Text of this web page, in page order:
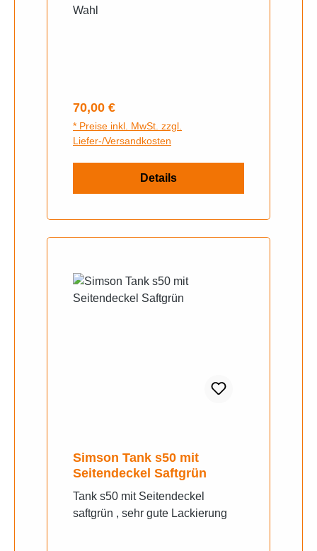
Wahl
Regulärer Preis:
70,00 €
* Preise inkl. MwSt. zzgl.
Liefer-/Versandkosten
Details
Simson Tank s50 mit
Seitendeckel Saftgrün
Tank s50 mit Seitendeckel
saftgrün , sehr gute Lackierung